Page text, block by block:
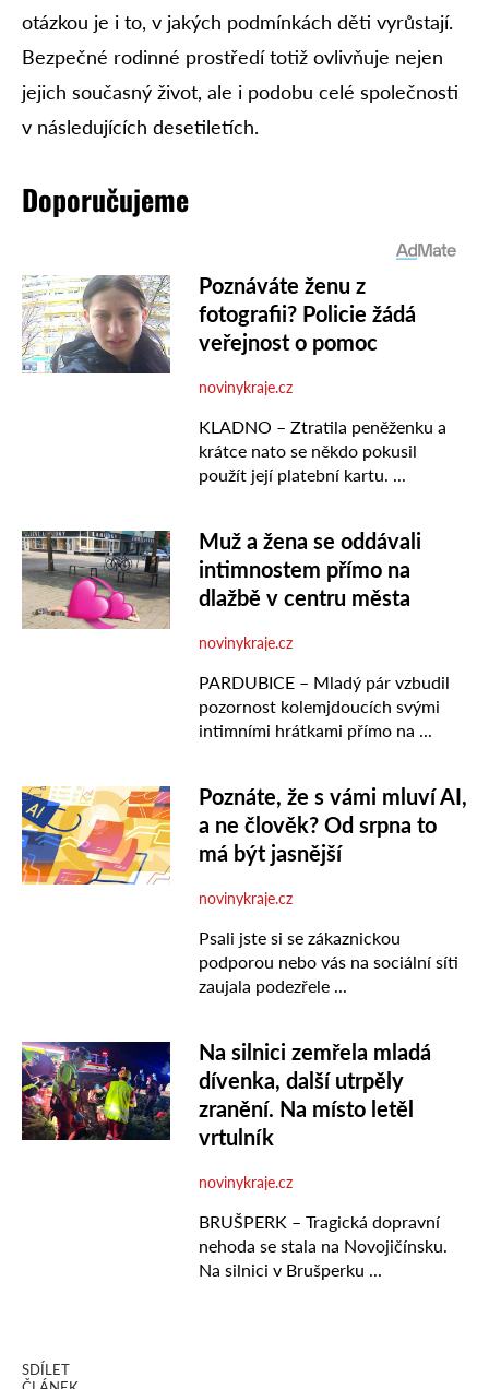
SDÍLET
otázkou je i to, v jakých podmínkách děti vyrůstají.
Bezpečné rodinné prostředí totiž ovlivňuje nejen
jejich současný život, ale i podobu celé společnosti
v následujících desetiletích.
Doporučujeme